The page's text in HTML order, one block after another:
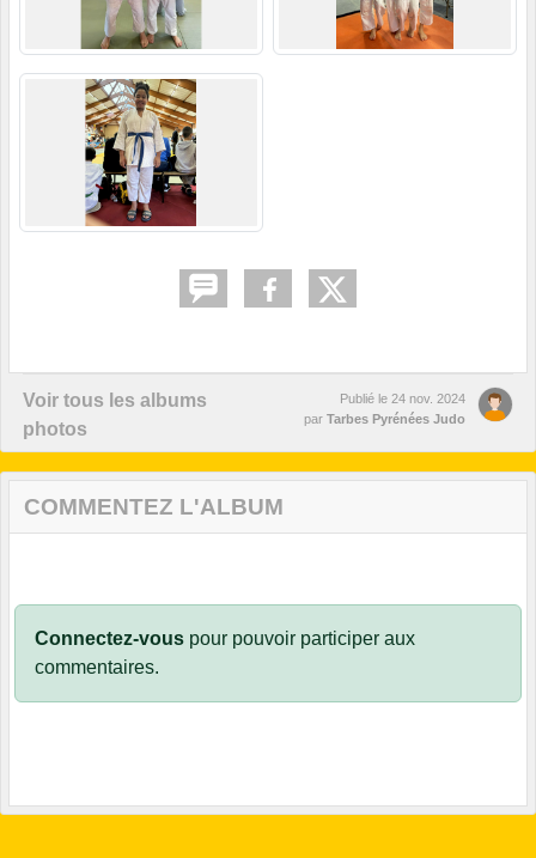
Voir tous les albums
photos
Publié le 24 nov. 2024
par Tarbes Pyrénées Judo
COMMENTEZ L'ALBUM
Connectez-vous pour pouvoir participer aux
commentaires.